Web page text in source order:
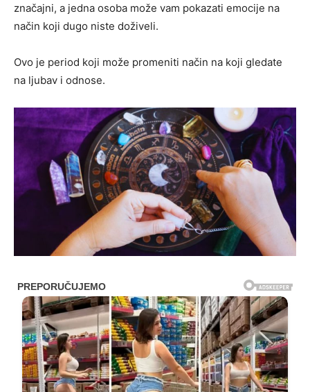
značajni, a jedna osoba može vam pokazati emocije na
način koji dugo niste doživeli.
Ovo je period koji može promeniti način na koji gledate
na ljubav i odnose.